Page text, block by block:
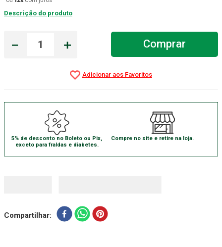
Descrição do produto
＋
－ Comprar
5% de desconto no Boleto ou Pix,
exceto para fraldas e diabetes.
Compre no site e retire na loja.
Compartilhar
7º Absorvente Geriatrico
Gaze